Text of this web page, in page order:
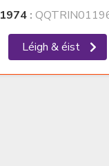
1974 :
Léigh & éist